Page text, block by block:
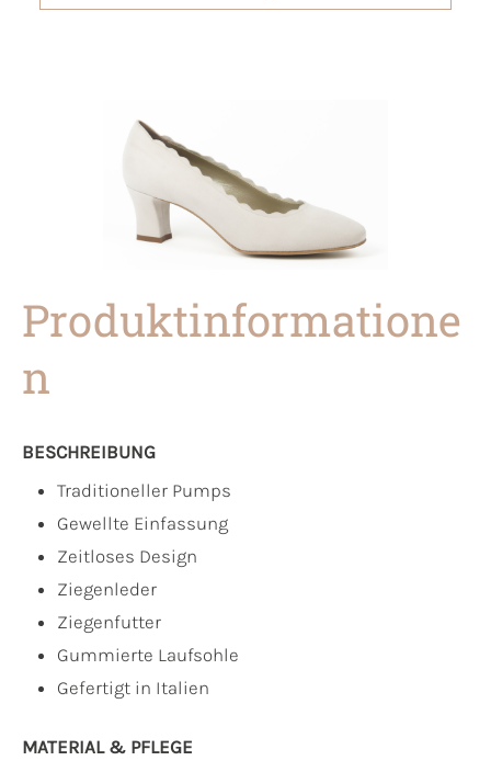
Produktinformatione
n
BESCHREIBUNG
Traditioneller Pumps
Gewellte Einfassung
Zeitloses Design
Ziegenleder
Ziegenfutter
Gummierte Laufsohle
Gefertigt in Italien
MATERIAL & PFLEGE